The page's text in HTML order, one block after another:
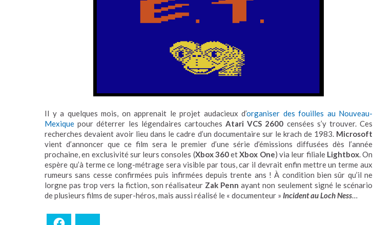
Il y a quelques mois, on apprenait le projet audacieux d’organiser des fouilles au Nouveau-
Mexique pour déterrer les légendaires cartouches Atari VCS 2600 censées s’y trouver. Ces
recherches devaient avoir lieu dans le cadre d’un documentaire sur le krach de 1983. Microsoft
vient d’annoncer que ce film sera le premier d’une série d’émissions diffusées dès l’année
prochaine, en exclusivité sur leurs consoles (Xbox 360etXbox One) via leur filiale Lightbox. On
espère qu’à terme ce long-métrage sera visible par tous, car il devrait enfin mettre un terme aux
rumeurs sans cesse confirmées puis infirmées depuis trente ans ! À condition bien sûr qu’il ne
lorgne pas trop vers la fiction, son réalisateur Zak Penn ayant non seulement signé le scénario
de plusieurs films de super-héros, mais aussi réalisé le « documenteur » Incident au Loch Ness…